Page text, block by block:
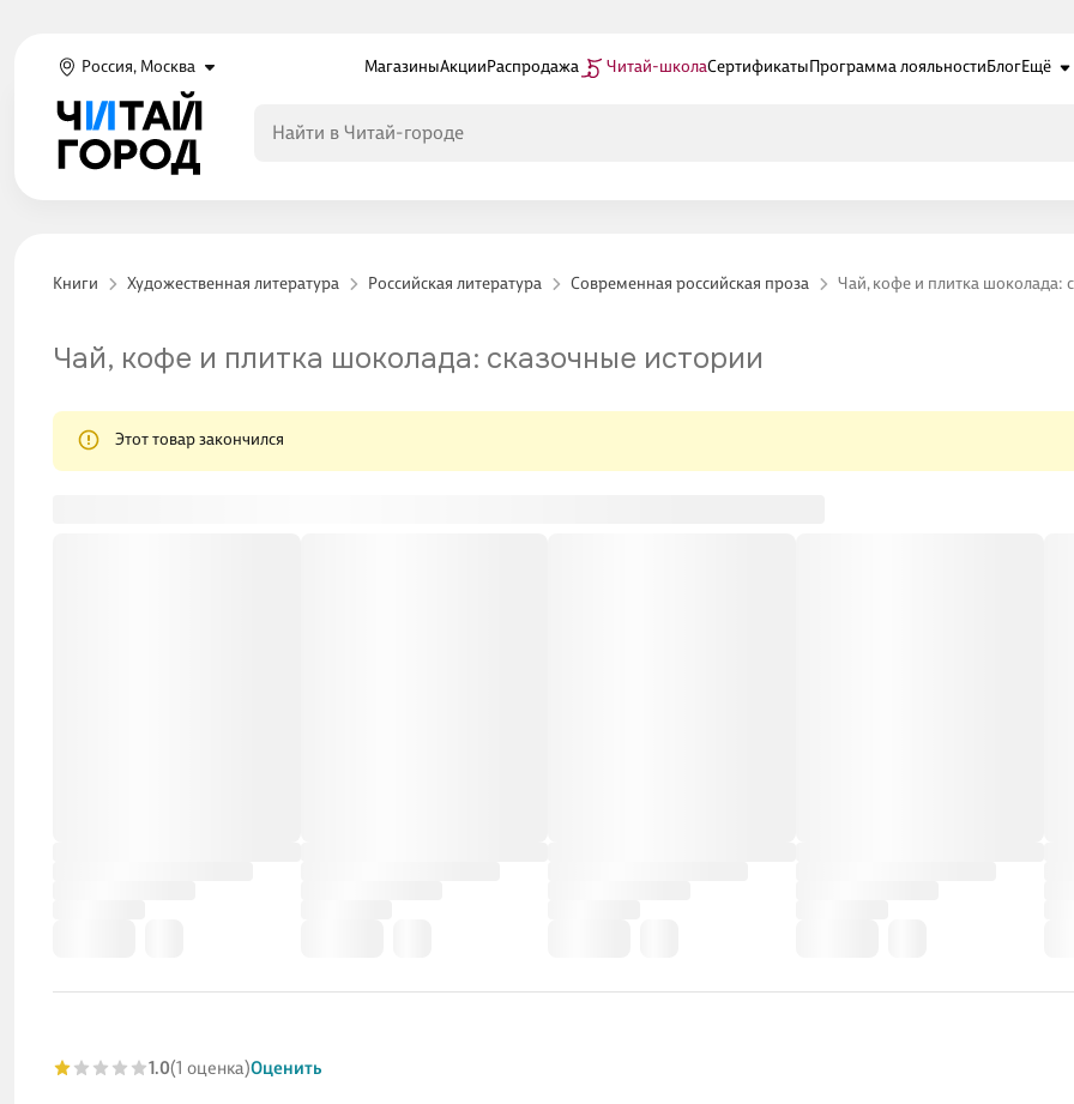
Россия, Москва МагазиныАкцииРаспродажа Читай-школаСертификатыПрограмма лояльностиБлогЕщё
Книги Художественная литература Российская литература Современная российская проза Чай, кофе и плитка шоколада:
Чай, кофе и плитка шоколада: сказочные истории
Этот товар закончился
1.0(1 оценка)Оценить